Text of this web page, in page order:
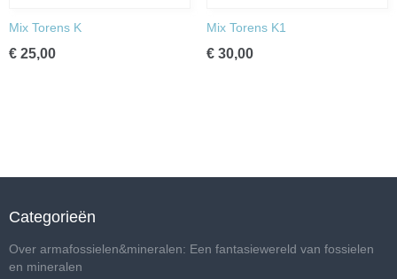
Mix Torens K
€ 25,00
Mix Torens K1
€ 30,00
Categorieën
Over armafossielen&mineralen: Een fantasiewereld van fossielen
en mineralen